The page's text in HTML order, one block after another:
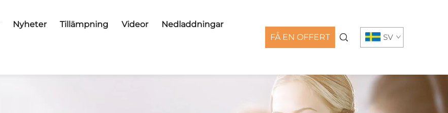
Nyheter Tillämpning Videor Nedladdningar
FÅ EN OFFERT SV